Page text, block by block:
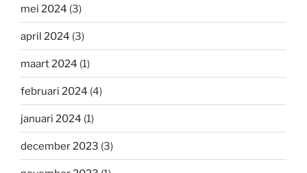
mei 2024 (3)
april 2024 (3)
maart 2024 (1)
februari 2024 (4)
januari 2024 (1)
december 2023 (3)